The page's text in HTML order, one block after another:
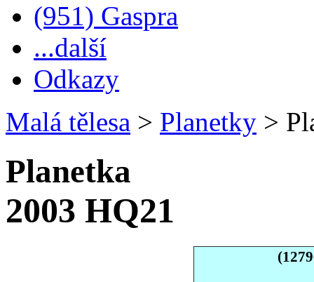
(951) Gaspra
...další
Odkazy
Malá tělesa > Planetky >
Planetka
2003 HQ21